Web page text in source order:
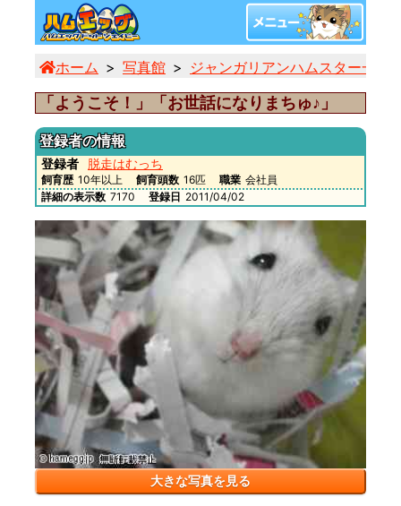
ホーム 写真館 ジャンガリアンハムスター一覧
「ようこそ！」「お世話になりまちゅ♪」
登録者の情報
登録者 脱走はむっち
飼育歴 10年以上 飼育頭数 16匹 職業 会社員
詳細の表示数 7170 登録日 2011/04/02
大きな写真を見る